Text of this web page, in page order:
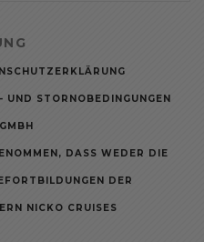
STORNOBEDINGUNGEN
DASS WEDER DIE
DER
NICKO CRUISES